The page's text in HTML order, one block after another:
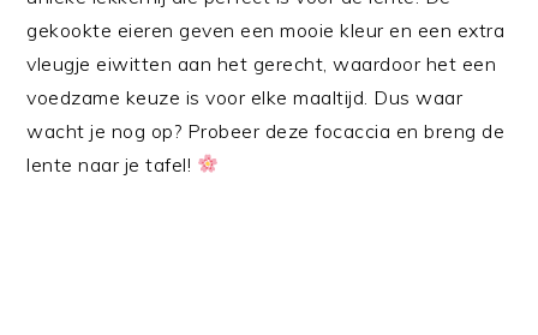
gekookte eieren geven een mooie kleur en een extra
vleugje eiwitten aan het gerecht, waardoor het een
voedzame keuze is voor elke maaltijd. Dus waar
wacht je nog op? Probeer deze focaccia en breng de
lente naar je tafel!